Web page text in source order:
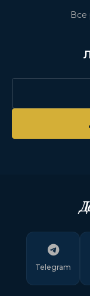
Все
Telegram